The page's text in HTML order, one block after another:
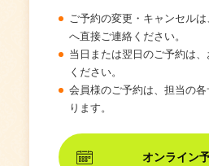
ご予約の変更・キャンセル
へ直接ご連絡ください。
当日または翌日のご予約は
ください。
会員様のご予約は、担当の
ります。
オンライン